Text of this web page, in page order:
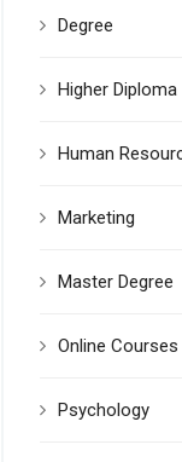
Degree
Higher Diploma
Human
Marketing
Master Degree
Online Courses
Psychology